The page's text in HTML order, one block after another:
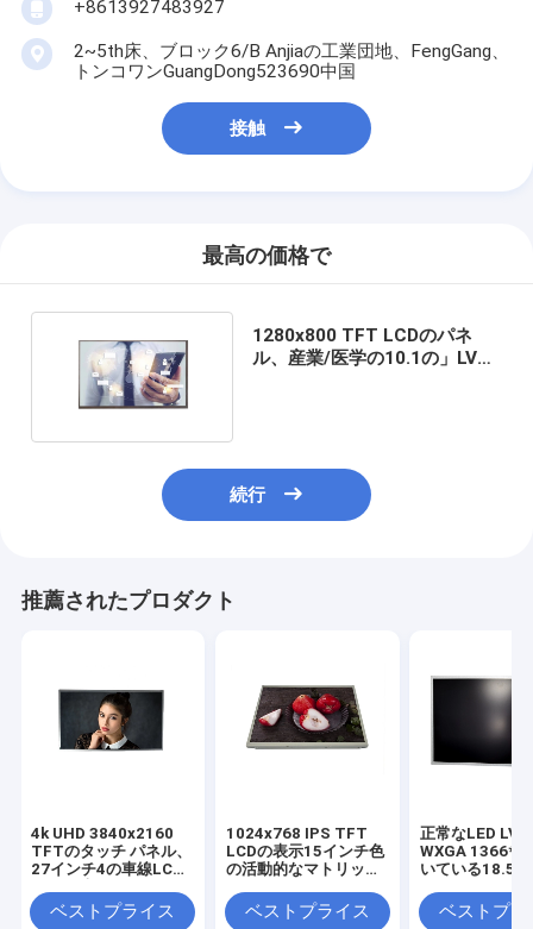
+8613927483927
2~5th床、ブロック6/B Anjiaの工業団地、FengGang、
トンコワンGuangDong523690中国
接触
最高の価格で
1280x800 TFT LCDのパネ
ル、産業/医学の10.1の」LVDS
続行
推薦されたプロダクト
4k UHD 3840x2160
TFTのタッチ パネル、
27インチ4の車線LCD
cd/m2
ベストプライス
1024x768 IPS TFT
LCDの表示15インチ色
の活動的なマトリック
ベストプライス
正常なLED
WXGA
いている18.5
ル スクリーン
ベストプラ